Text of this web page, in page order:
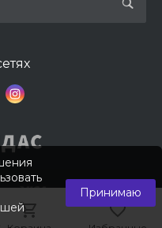
Принимаю